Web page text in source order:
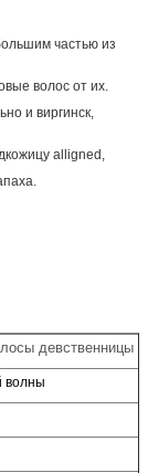
частью из
волос от их.
и виргинск,
alligned,
девственницы
волны